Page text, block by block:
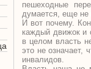
пешеходные
думается, еще не
И вот почему.
каждый движок и
в целом власть
это не означает,
инвалидов.